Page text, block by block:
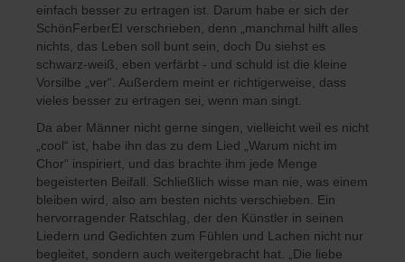
einfach besser zu ertragen ist. Darum habe er sich der
SchönFerberEI verschrieben, denn „manchmal hilft alles
nichts, das Leben soll bunt sein, doch Du siehst es
schwarz-weiß, eben verfärbt - und schuld ist die kleine
Vorsilbe „ver“. Außerdem meint er richtigerweise, dass
vieles besser zu ertragen sei, wenn man singt.
Da aber Männer nicht gerne singen, vielleicht weil es nicht
„cool“ ist, habe ihn das zu dem Lied „Warum nicht im
Chor“ inspiriert, und das brachte ihm jede Menge
begeisterten Beifall. Schließlich wisse man nie, was einem
bleiben wird, also am besten nichts verschieben. Ein
hervorragender Ratschlag, der den Künstler in seinen
Liedern und Gedichten zum Fühlen und Lachen nicht nur
begleitet, sondern auch weitergebracht hat. „Die liebe